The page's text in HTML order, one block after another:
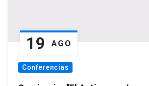
19 AGO
Conferencias